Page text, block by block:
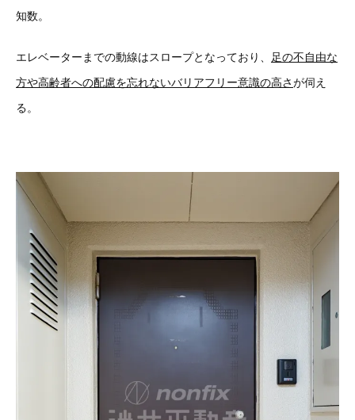
知数。
エレベーターまでの動線はスロープとなっており、 足の不自由な
方や高齢者への配慮を忘れないバリアフリー意識の高さが伺え
る。